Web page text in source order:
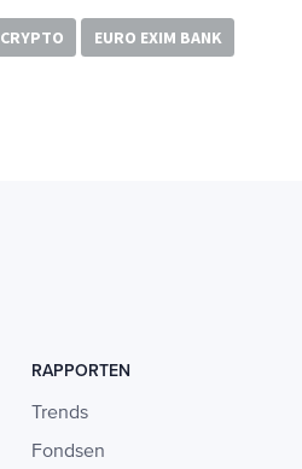
CRYPTO EURO EXIM BANK
RAPPORTEN
Trends
Fondsen